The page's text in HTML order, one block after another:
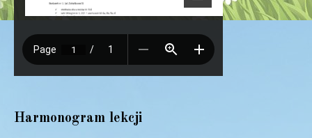
Harmonogram lekcji